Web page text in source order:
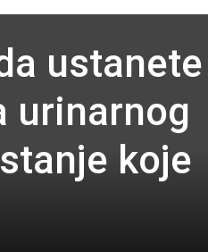
ustanete
urinarnog
koje